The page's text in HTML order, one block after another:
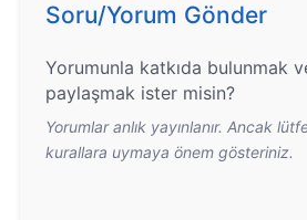
Soru/Yorum Gönder
Yorumunla katkıda bulunmak
paylaşmak ister misin?
Yorumlar anlık yayınlanır. Ancak
kurallara uymaya önem gösteriniz.